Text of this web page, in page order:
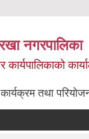
नगरपालिका
कार्यपालिकाको
कार्यक्रम तथा